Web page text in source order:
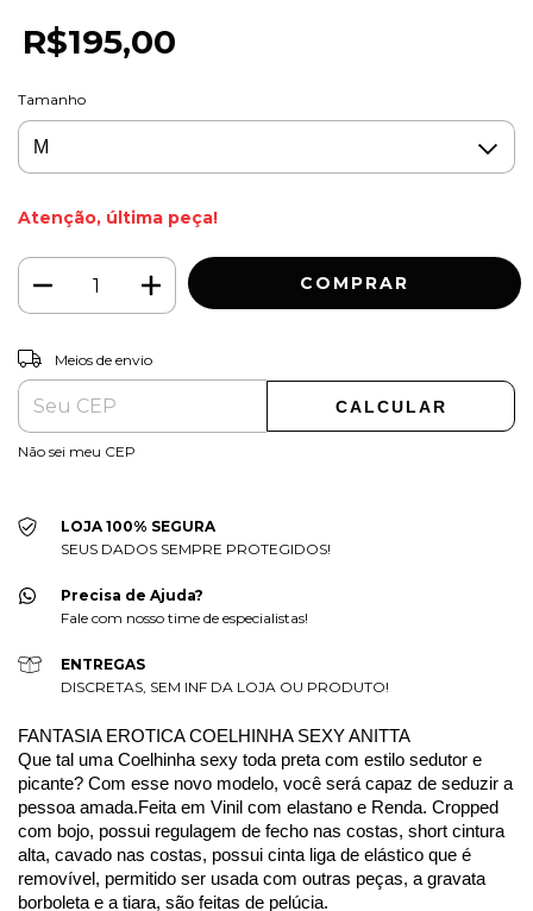
R$195,00
Tamanho
Atenção, última peça!
Entregas para o CEP:
Meios de envio
CALCULAR
Não sei meu CEP
LOJA 100% SEGURA
SEUS DADOS SEMPRE PROTEGIDOS!
Precisa de Ajuda?
Fale com nosso time de especialistas!
ENTREGAS
DISCRETAS, SEM INF DA LOJA OU PRODUTO!
FANTASIA EROTICA COELHINHA SEXY ANITTA
Que tal uma Coelhinha sexy toda preta com estilo sedutor e
picante? Com esse novo modelo, você será capaz de seduzir a
pessoa amada.Feita em Vinil com elastano e Renda. Cropped
com bojo, possui regulagem de fecho nas costas, short cintura
alta, cavado nas costas, possui cinta liga de elástico que é
removível, permitido ser usada com outras peças, a gravata
borboleta e a tiara, são feitas de pelúcia.